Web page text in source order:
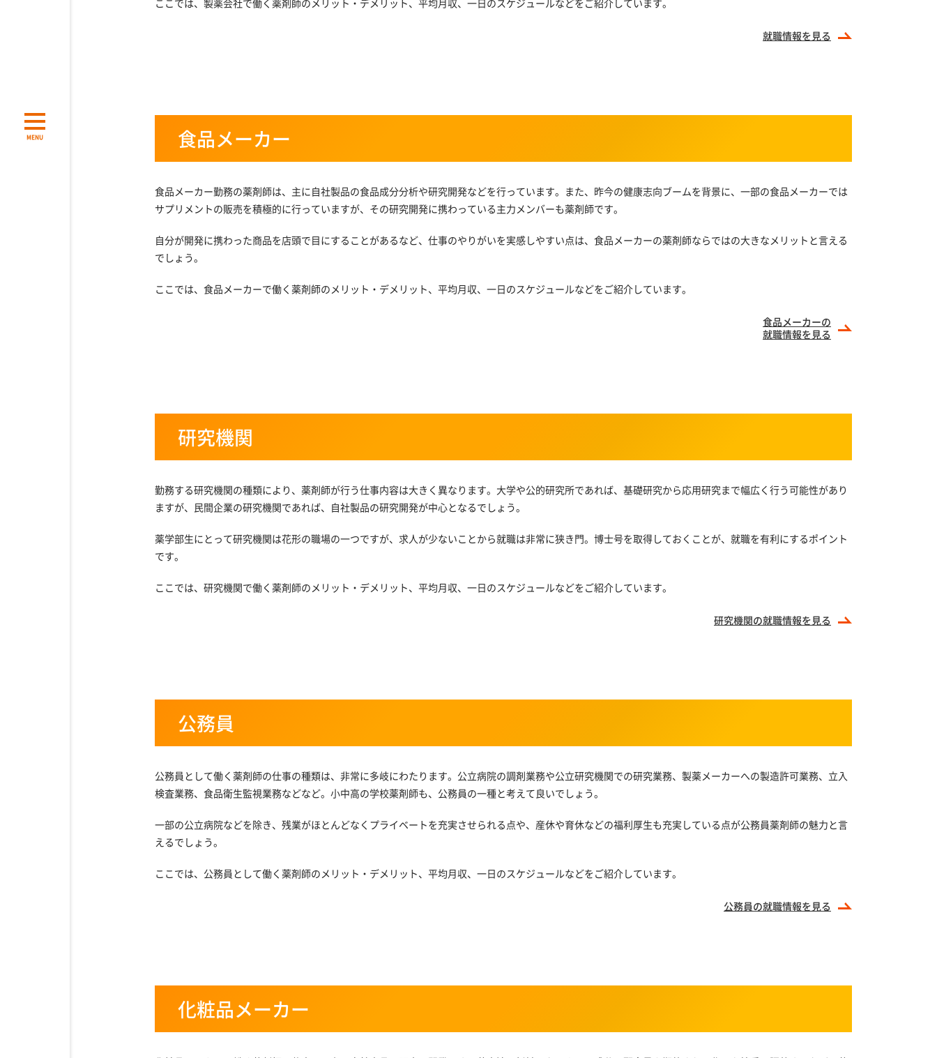
MENU
ここでは、製薬会社で働く薬剤師のメリット・デメリット、平均月収、一日のスケジュールなどをご紹介しています。
就職情報を見る
食品メーカー
食品メーカー勤務の薬剤師は、主に自社製品の食品成分分析や研究開発などを行っています。また、昨今の健康志向ブームを背景に、一部の食品メーカーでは
サプリメントの販売を積極的に行っていますが、その研究開発に携わっている主力メンバーも薬剤師です。
自分が開発に携わった商品を店頭で目にすることがあるなど、仕事のやりがいを実感しやすい点は、食品メーカーの薬剤師ならではの大きなメリットと言える
でしょう。
ここでは、食品メーカーで働く薬剤師のメリット・デメリット、平均月収、一日のスケジュールなどをご紹介しています。
食品メーカーの
就職情報を見る
研究機関
勤務する研究機関の種類により、薬剤師が行う仕事内容は大きく異なります。大学や公的研究所であれば、基礎研究から応用研究まで幅広く行う可能性があり
ますが、民間企業の研究機関であれば、自社製品の研究開発が中心となるでしょう。
薬学部生にとって研究機関は花形の職場の一つですが、求人が少ないことから就職は非常に狭き門。博士号を取得しておくことが、就職を有利にするポイント
です。
ここでは、研究機関で働く薬剤師のメリット・デメリット、平均月収、一日のスケジュールなどをご紹介しています。
研究機関の就職情報を見る
公務員
公務員として働く薬剤師の仕事の種類は、非常に多岐にわたります。公立病院の調剤業務や公立研究機関での研究業務、製薬メーカーへの製造許可業務、立入
検査業務、食品衛生監視業務などなど。小中高の学校薬剤師も、公務員の一種と考えて良いでしょう。
一部の公立病院などを除き、残業がほとんどなくプライベートを充実させられる点や、産休や育休などの福利厚生も充実している点が公務員薬剤師の魅力と言
えるでしょう。
ここでは、公務員として働く薬剤師のメリット・デメリット、平均月収、一日のスケジュールなどをご紹介しています。
公務員の就職情報を見る
化粧品メーカー